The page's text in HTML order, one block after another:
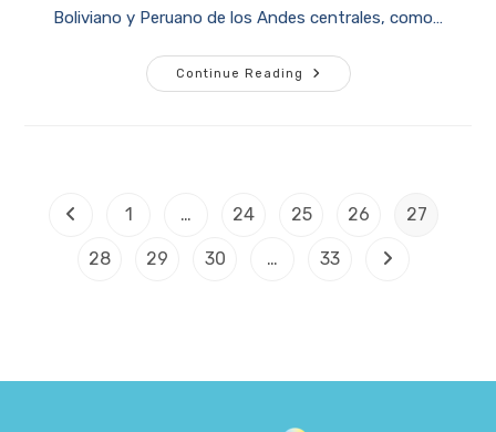
Boliviano y Peruano de los Andes centrales, como…
Continue Reading
1 … 24 25 26 27
28 29 30 … 33